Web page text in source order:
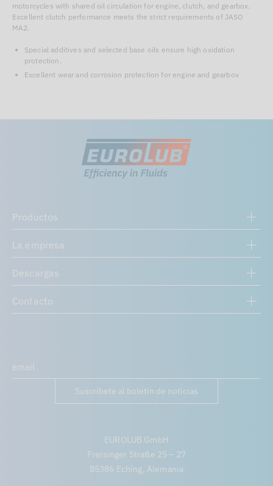
motorcycles with shared oil circulation for engine, clutch, and gearbox.
Excellent clutch performance meets the strict requirements of JASO
MA2.
Special additives and selected base oils ensure high oxidation
protection.
Excellent wear and corrosion protection for engine and gearbox
Productos
La empresa
Descargas
Contacto
Suscríbete al boletín de noticias
EUROLUB GmbH
Freisinger Straße 25 – 27
85386 Eching, Alemania